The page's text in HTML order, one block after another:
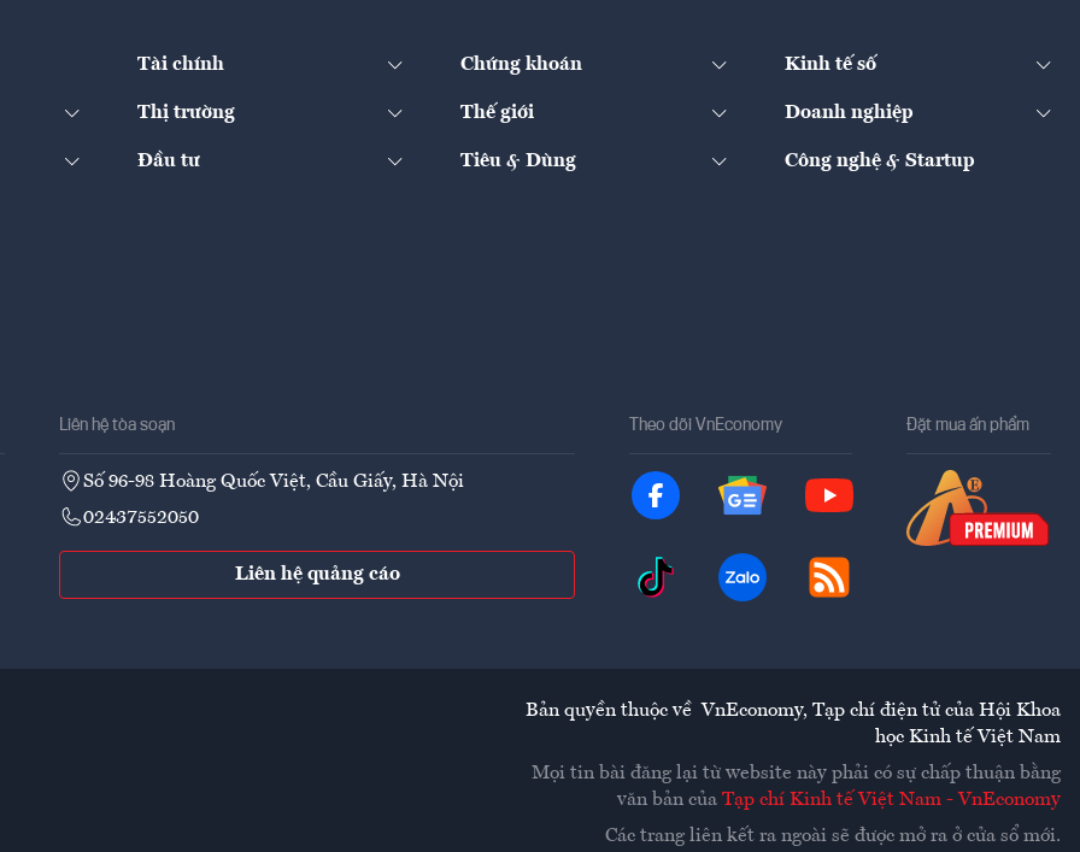
Tài chính Chứng khoán Kinh tế số
Thị trường Thế giới Doanh nghiệp
Đầu tư Tiêu & Dùng Công nghệ & Startup
Liên hệ tòa soạn
Số 96-98 Hoàng Quốc Việt, Cầu Giấy, Hà Nội
02437552050
Liên hệ quảng cáo
Theo dõi VnEconomy Đặt mua ấn phẩm
Bản quyền thuộc về VnEconomy, Tạp chí điện tử của Hội Khoa
học Kinh tế Việt Nam
Mọi tin bài đăng lại từ website này phải có sự chấp thuận bằng
văn bản của Tạp chí Kinh tế Việt Nam - VnEconomy
Các trang liên kết ra ngoài sẽ được mở ra ở cửa sổ mới.